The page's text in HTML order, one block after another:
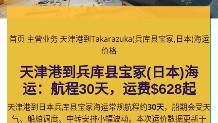
首页 主营业务 天津港到Takarazuka(兵库县宝冢,日本)海运
价格
天津港到兵库县宝冢(日本)海
运：航程30天，运费$628起
天津港到日本兵库县宝冢海运常规航程约30天，船期会受天
气、船舶调度、中转安排小幅波动。本次运价数据更新于